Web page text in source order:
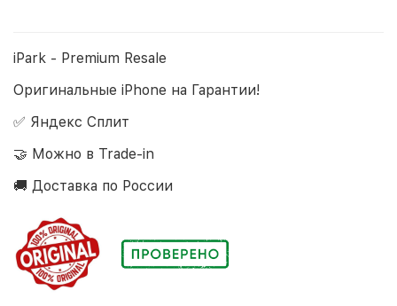
iPark - Premium Resale
Оригинальные iPhone на Гарантии!
✅ Яндекс Сплит
🤝 Можно в Trade-in
🚚 Доставка по России